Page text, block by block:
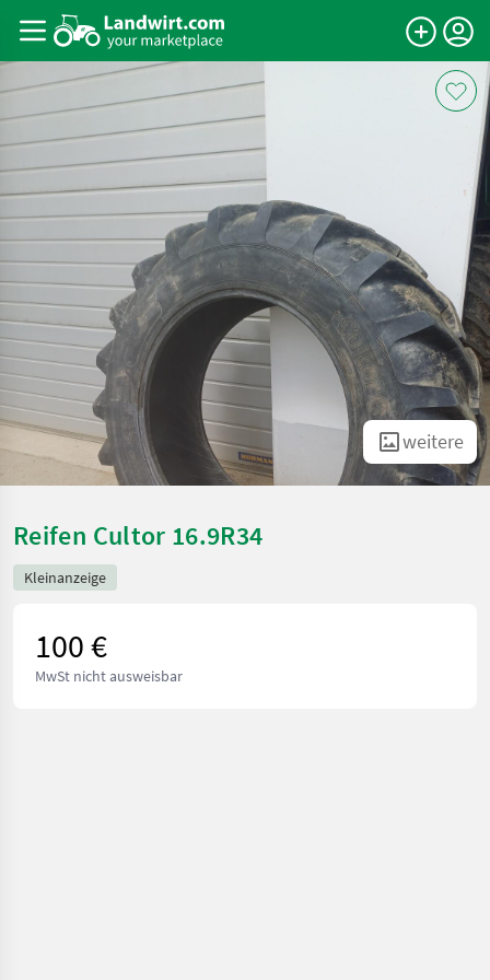
weitere
Reifen Cultor 16.9R34
Kleinanzeige
100 €
MwSt nicht ausweisbar